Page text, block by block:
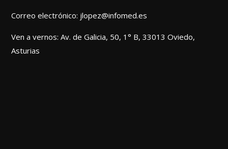
Correo electrónico: jlopez@infomed.es
Ven a vernos:Av. de Galicia, 50, 1° B, 33013 Oviedo,
Asturias